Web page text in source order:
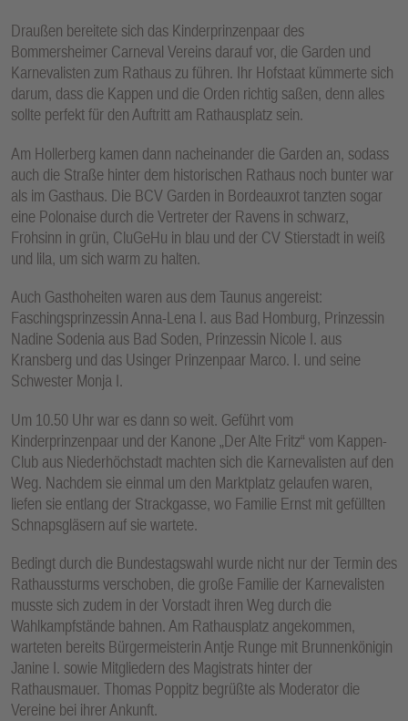
Draußen bereitete sich das Kinderprinzenpaar des
Bommersheimer Carneval Vereins darauf vor, die Garden und
Karnevalisten zum Rathaus zu führen. Ihr Hofstaat kümmerte sich
darum, dass die Kappen und die Orden richtig saßen, denn alles
sollte perfekt für den Auftritt am Rathausplatz sein.
Am Hollerberg kamen dann nacheinander die Garden an, sodass
auch die Straße hinter dem historischen Rathaus noch bunter war
als im Gasthaus. Die BCV Garden in Bordeauxrot tanzten sogar
eine Polonaise durch die Vertreter der Ravens in schwarz,
Frohsinn in grün, CluGeHu in blau und der CV Stierstadt in weiß
und lila, um sich warm zu halten.
Auch Gasthoheiten waren aus dem Taunus angereist:
Faschingsprinzessin Anna-Lena I. aus Bad Homburg, Prinzessin
Nadine Sodenia aus Bad Soden, Prinzessin Nicole I. aus
Kransberg und das Usinger Prinzenpaar Marco. I. und seine
Schwester Monja I.
Um 10.50 Uhr war es dann so weit. Geführt vom
Kinderprinzenpaar und der Kanone „Der Alte Fritz“ vom Kappen-
Club aus Niederhöchstadt machten sich die Karnevalisten auf den
Weg. Nachdem sie einmal um den Marktplatz gelaufen waren,
liefen sie entlang der Strackgasse, wo Familie Ernst mit gefüllten
Schnapsgläsern auf sie wartete.
Bedingt durch die Bundestagswahl wurde nicht nur der Termin des
Rathaussturms verschoben, die große Familie der Karnevalisten
musste sich zudem in der Vorstadt ihren Weg durch die
Wahlkampfstände bahnen. Am Rathausplatz angekommen,
warteten bereits Bürgermeisterin Antje Runge mit Brunnenkönigin
Janine I. sowie Mitgliedern des Magistrats hinter der
Rathausmauer. Thomas Poppitz begrüßte als Moderator die
Vereine bei ihrer Ankunft.